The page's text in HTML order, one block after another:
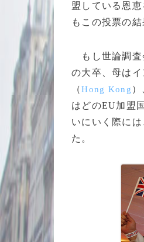
盟している恩
もこの投票の
もし世論調査
の大卒、母は
（Hong Kong
はどのEU加盟
いにいく際に
た。